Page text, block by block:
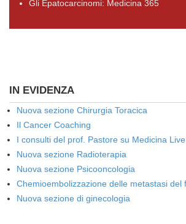
Gli Epatocarcinomi: Medicina 365
IN EVIDENZA
Nuova sezione Chirurgia Toracica
Il Cancer Coaching
I consulti del prof. Pastore su Medicina Live
Nuova sezione Radioterapia
Nuova sezione Psicooncologia
Chemioembolizzazione delle metastasi del
Nuova sezione di ginecologia